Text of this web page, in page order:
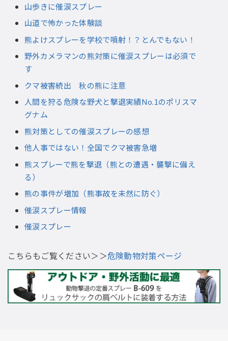
山歩きに催涙スプレー
山道で怖かった体験談
熊よけスプレーを学校で噴射！？とんでもない！
野外カメラマンの熊対策に催涙スプレーは必須で
す
クマ被害続出 秋の熊に注意
人間を狩る危険な野犬と撃退実績No.1のポリスマ
グナム
熊対策としての催涙スプレーの感想
他人事ではない！全国でクマ被害急増
熊スプレーで熊を撃退（熊との遭遇・襲撃に備え
る）
熊の事件が増加（熊事故を未然に防ぐ）
催涙スプレー情報
催涙スプレー
こちらもご覧ください＞＞危険動物対策ページ